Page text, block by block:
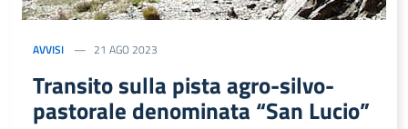
AVVISI 21 AGO 2023
Transito sulla pista agro-silvo-
pastorale denominata “San Lucio”